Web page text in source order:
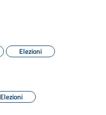
Elezioni
Elezioni